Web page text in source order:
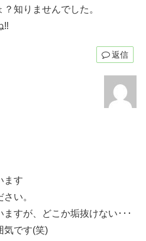
知りませんでした。
‼
返信
ます
い。
すが、どこか垢抜けない･･･
気です(笑)